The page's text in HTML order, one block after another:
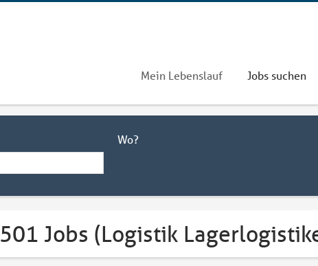
Mein Lebenslauf Jobs suchen
Wo?
501 Jobs (Logistik